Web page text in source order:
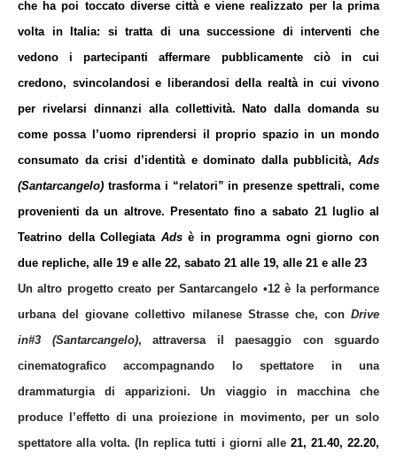
che ha poi toccato diverse città e viene realizzato per la prima
volta in Italia: si tratta di una successione di interventi che
vedono i partecipanti affermare pubblicamente ciò in cui
credono, svincolandosi e liberandosi della realtà in cui vivono
per rivelarsi dinnanzi alla collettività. Nato dalla domanda su
come possa l’uomo riprendersi il proprio spazio in un mondo
consumato da crisi d’identità e dominato dalla pubblicità, Ads
(Santarcangelo) trasforma i “relatori” in presenze spettrali, come
provenienti da un altrove. Presentato fino a sabato 21 luglio al
Teatrino della Collegiata Adsè in programma ogni giorno con
due repliche, alle 19 e alle 22, sabato 21 alle 19, alle 21 e alle 23
Un altro progetto creato per Santarcangelo •12 è la performance
urbana del giovane collettivo milanese Strasseche, con Drive
in#3 (Santarcangelo), attraversa il paesaggio con sguardo
cinematografico accompagnando lo spettatore in una
drammaturgia di apparizioni. Un viaggio in macchina che
produce l’effetto di una proiezione in movimento, per un solo
spettatore alla volta. (In replica tutti i giorni alle 21, 21.40, 22.20,